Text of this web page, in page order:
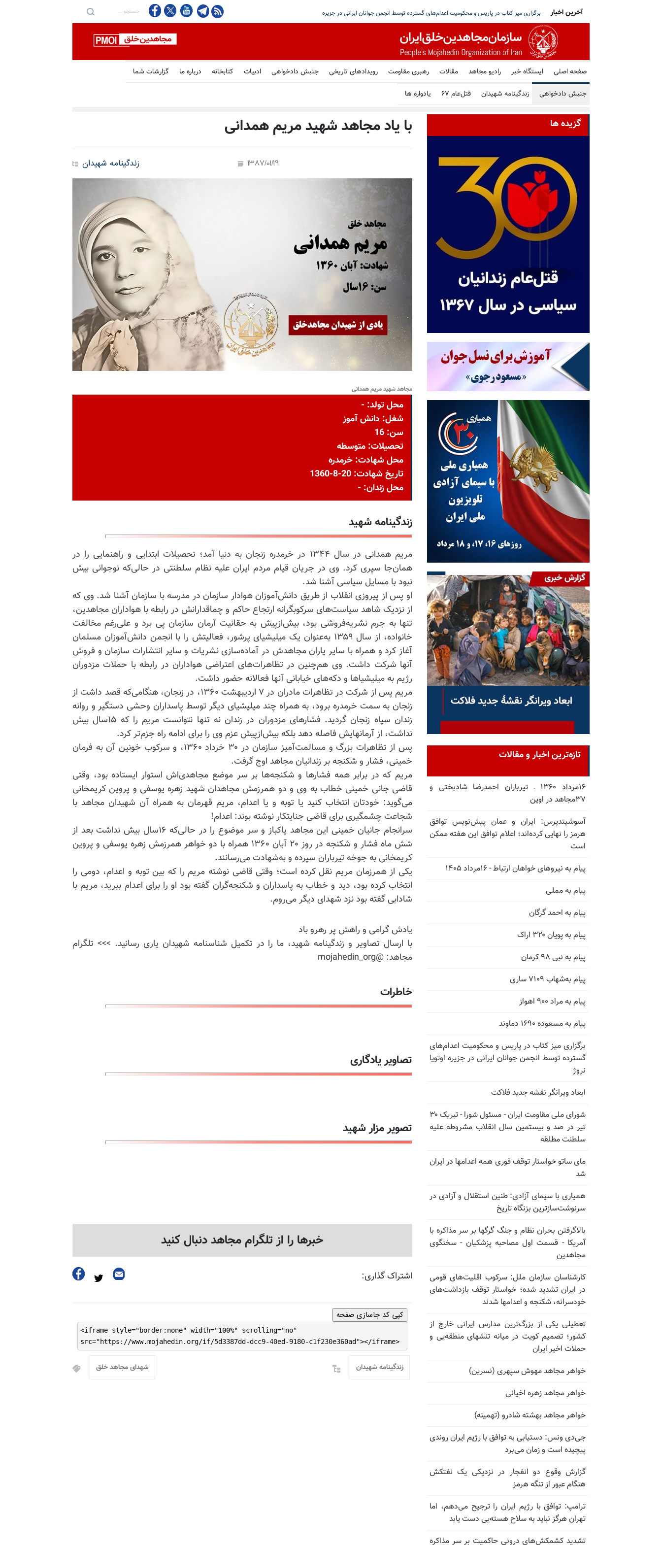
شورای ملی مقاومت ایران - مسئول شورا - تبریک ۳۰ تیر در صد و بیستمین خواستار توقف فوری همه اعدامها در ایران شد
آخرین اخبار
صفحه اصلی ایستگاه خبر رادیو مجاهد مقالات رهبری مقاومت رویدادهای تاریخی جنبش دادخواهی ادبیات کتابخانه درباره ما گزارشات شما
جنبش دادخواهی زندگینامه شهیدان قتل‌عام ۶۷ یادواره ها
با یاد مجاهد شهید مریم همدانی
زندگینامه شهیدان 1387/01/19
مجاهد شهید مریم همدانی
محل تولد: -
شغل: دانش آموز
سن: 16
تحصیلات: متوسطه
محل شهادت: خرمدره
تاریخ شهادت: 20-8-1360
محل زندان: -
زندگینامه شهید
مریم همدانی در سال ۱۳۴۴ در خرمدره زنجان به دنیا آمد؛ تحصیلات ابتدایی و راهنمایی را در
همان‌جا سپری کرد. وی در جریان قیام مردم ایران علیه نظام سلطنتی در حالی‌که نوجوانی بیش
نبود با مسایل سیاسی آشنا شد.
او پس از پیروزی انقلاب از طریق دانش‌آموزان هوادار سازمان در مدرسه با سازمان آشنا شد. وی که
از نزدیک شاهد سیاست‌های سرکوبگرانه ارتجاع حاکم و چماقدارانش در رابطه با هواداران مجاهدین،
تنها به جرم نشریه‌فروشی بود، بیش‌از‌پیش به حقانیت آرمان سازمان پی برد و علی‌رغم مخالفت
خانواده، از سال ۱۳۵۹ به‌عنوان یک میلیشیای پرشور، فعالیتش را با انجمن دانش‌آموزان مسلمان
آغاز کرد و همراه با سایر یاران مجاهدش در آماده‌سازی نشریات و سایر انتشارات سازمان و فروش
آنها شرکت داشت. وی هم‌چنین در تظاهرات‌های اعتراضی هواداران در رابطه با حملات مزدوران
رژیم به میلیشیاها و دکه‌های خیابانی آنها فعالانه حضور داشت.
مریم پس از شرکت در تظاهرات مادران در ۷ اردیبهشت ۱۳۶۰، در زنجان، هنگامی‌که قصد داشت از
زنجان به سمت خرمدره برود، به همراه چند میلیشیای دیگر توسط پاسداران وحشی دستگیر و روانه
زندان سپاه زنجان گردید. فشارهای مزدوران در زندان نه تنها نتوانست مریم را که ۱۵سال بیش
نداشت، از آرمانهایش فاصله دهد بلکه بیش‌از‌پیش عزم وی را برای ادامه راه جزم‌تر کرد.
پس از تظاهرات بزرگ و مسالمت‌آمیز سازمان در ۳۰ خرداد ۱۳۶۰، و سرکوب خونین آن به فرمان
خمینی، فشار و شکنجه بر زندانیان مجاهد اوج گرفت.
مریم که در برابر همه فشارها و شکنجه‌ها بر سر موضع مجاهدی‌اش استوار ایستاده بود، وقتی
قاضی جانی خمینی خطاب به وی و دو همرزمش مجاهدان شهید زهره یوسفی و پروین کریمخانی
می‌گوید: خودتان انتخاب کنید یا توبه و یا اعدام، مریم قهرمان به همراه آن شهیدان مجاهد با
شجاعت چشمگیری برای قاضی جنایتکار نوشته بوند: اعدام!
سرانجام جانیان خمینی این مجاهد پاکباز و سر موضوع را در حالی‌که ۱۶سال بیش نداشت بعد از
شش ماه فشار و شکنجه در روز ۲۰ آبان ۱۳۶۰ همراه با دو خواهر همرزمش زهره یوسفی و پروین
کریمخانی به جوخه تیرباران سپرده و به‌شهادت می‌رسانند.
یکی از همرزمان مریم نقل کرده است؛ وقتی قاضی نوشته مریم را که بین توبه و اعدام، دومی را
انتخاب کرده بود، دید و خطاب به پاسداران و شکنجه‌گران گفته بود او را برای اعدام ببرید، مریم با
شادابی گفته بود نزد شهدای دیگر می‌روم.
یادش گرامی و راهش پر رهرو باد
با ارسال تصاویر و زندگینامه شهید، ما را در تکمیل شناسنامه شهیدان یاری رسانید. >>> تلگرام
مجاهد: @mojahedin_org
خاطرات
تصاویر یادگاری
تصویر مزار شهید
خبرها را از تلگرام مجاهد دنبال کنید
اشتراک گذاری:
کپی کد جاسازی صفحه
<iframe style="border:none" width="100%" scrolling="no"
src="https://www.mojahedin.org/if/5d3387dd-dcc9-40ed-9180-c1f230e360ad"></iframe>
شهدای مجاهد خلق زندگینامه شهیدان
گزیده ها
تازه‌ترین اخبار و مقالات
۱۶مرداد ۱۳۶۰ ـ تیرباران احمدرضا شادبختی و
۳۷مجاهد در اوین
آسوشیتدپرس: ایران و عمان پیش‌نویس توافق
هرمز را نهایی کرده‌اند؛ اعلام توافق این هفته ممکن
است
پیام به نیروهای خواهان ارتباط - ۱۶مرداد ۱۴۰۵
پیام به مملی
پیام به احمد گرگان
پیام به پویان ۳۲۰ اراک
پیام به نبی ۹۸ کرمان
پیام به‌شهاب ۷۱۰۹ ساری
پیام به مراد ۹۰۰ اهواز
پیام به مسعوده ۱۶۹۰ دماوند
برگزاری میز کتاب در پاریس و محکومیت اعدام‌های
گسترده توسط انجمن جوانان ایرانی در جزیره اوتویا
نروژ
ابعاد ویرانگر نقشه جدید فلاکت
شورای ملی مقاومت ایران - مسئول شورا - تبریک ۳۰
تیر در صد و بیستمین سال انقلاب مشروطه علیه
سلطنت مطلقه
مای ساتو خواستار توقف فوری همه اعدامها در ایران
شد
همیاری با سیمای آزادی: طنین استقلال و آزادی در
سرنوشت‌سازترین بزنگاه تاریخ
بالا‌گرفتن بحران نظام و جنگ گرگها بر سر مذاکره با
آمریکا - قسمت اول مصاحبه پزشکیان - سخنگوی
مجاهدین
کارشناسان سازمان ملل: سرکوب اقلیت‌های قومی
در ایران تشدید شده؛ خواستار توقف بازداشت‌های
خودسرانه، شکنجه و اعدامها شدند
تعطیلی یکی از بزرگ‌ترین مدارس ایرانی خارج از
کشور؛ تصمیم کویت در میانه تنشهای منطقه‌یی و
حملات اخیر ایران
خواهر مجاهد مهوش سپهری (نسرین)
خواهر مجاهد زهره اخیانی
خواهر مجاهد بهشته شادرو (تهمینه)
جی‌دی ونس: دستیابی به توافق با رژیم ایران روندی
پیچیده است و زمان می‌برد
گزارش وقوع دو انفجار در نزدیکی یک نفتکش
هنگام عبور از تنگه هرمز
ترامپ: توافق با رژیم ایران را ترجیح می‌دهم، اما
تهران هرگز نباید به سلاح هسته‌یی دست یابد
تشدید کشمکش‌های درونی حاکمیت بر سر مذاکره